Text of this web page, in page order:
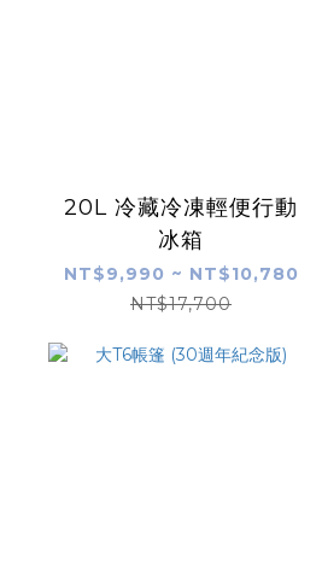
20L 冷藏冷凍輕便行動
冰箱
NT$9,990 ~ NT$10,780
NT$17,700